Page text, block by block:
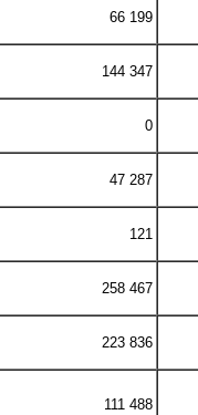
66 199
144 347
0
47 287
121
258 467
223 836
111 488